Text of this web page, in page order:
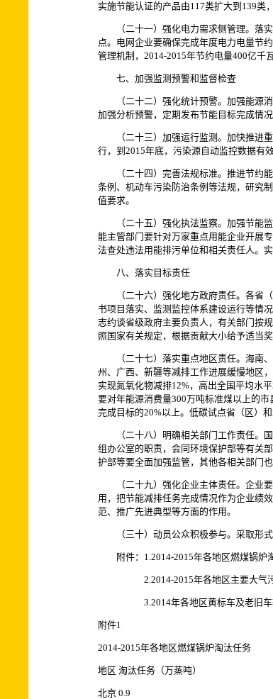
实施节能认证的产品由117类扩大到139类
（二十一）强化电力需求侧管理。落实
点。电网企业要确保完成年度电力电量节
管理机制，2014-2015年节约电量400亿千
七、加强监测预警和监督检查
（二十二）强化统计预警。加强能源消
加强分析预警，定期发布节能目标完成情
（二十三）加强运行监测。加快推进重
行，到2015年底，污染源自动监控数据有
（二十四）完善法规标准。推进节约能
条例、机动车污染防治条例等法规，研究
值要求。
（二十五）强化执法监察。加强节能监
能主管部门要针对万家重点用能企业开展
法查处违法用能排污单位和相关责任人。
八、落实目标责任
（二十六）强化地方政府责任。各省（
书项目落实、监测监控体系建设运行等情
志约谈省级政府主要负责人，有关部门按
照国家有关规定，根据贡献大小给予适当奖
（二十七）落实重点地区责任。海南、
州、广西、新疆等减排工作进展缓慢地区
实现氮氧化物减排12%，高出全国平均水
要对年能源消费量300万吨标准煤以上的
完成目标的20%以上。低碳试点省（区）
（二十八）明确相关部门工作责任。国
组办公室的职责，会同环境保护部等有关
护部等要全面加强监管，其他各相关部门
（二十九）强化企业主体责任。企业要
用，把节能减排任务完成情况作为企业绩
范、推广先进典型等方面的作用。
（三十）动员公众积极参与。采取形式
附件：1.2014-2015年各地区燃煤锅炉
2.2014-2015年各地区主要大气污
3.2014年各地区黄标车及老旧车
附件1
2014-2015年各地区燃煤锅炉淘汰任务
地区 淘汰任务（万蒸吨）
北京 0.9